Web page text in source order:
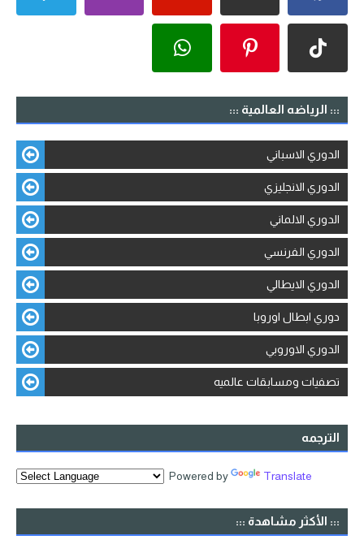
::: الرياضه العالمية :::
الدوري الاسباني
الدوري الانجليزي
الدوري الالماني
الدوري الفرنسي
الدوري الايطالي
دوري ابطال اوروبا
الدوري الاوروبي
تصفيات ومسابقات عالميه
الترجمه
Powered by Translate
::: الأكثر مشاهدة :::